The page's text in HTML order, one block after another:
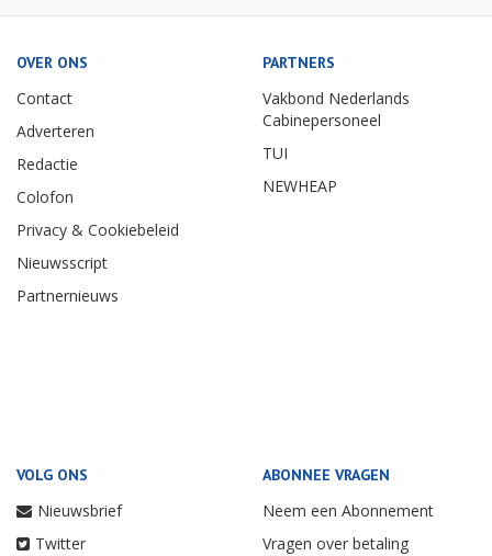
OVER ONS
Contact
Adverteren
Redactie
Colofon
Privacy & Cookiebeleid
Nieuwsscript
Partnernieuws
PARTNERS
Vakbond Nederlands
Cabinepersoneel
TUI
NEWHEAP
VOLG ONS
Nieuwsbrief
Twitter
ABONNEE VRAGEN
Neem een Abonnement
Vragen over betaling